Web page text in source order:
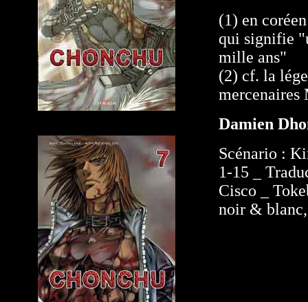
(1) en
qui signifie
mille ans"
(2) cf. la
mercenaires
Damien
Scénario :
1-15 _
Cisco _
noir & blanc,